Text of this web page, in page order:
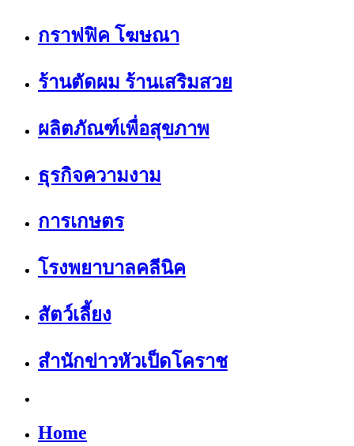
กราฟฟิค โฆษณา
ร้านตัดผม ร้านเสริมสวย
ผลิตภัณฑ์เพื่อสุขภาพ
ธุรกิจความงาม
การเกษตร
โรงพยาบาลคลีนิค
สัตว์เลี้ยง
สำนักข่าวหัวเป็ดโคราช
Home